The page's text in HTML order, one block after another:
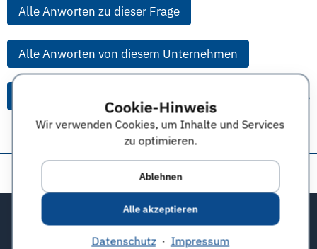
Cookie-Hinweis
Wir verwenden Cookies, um Inhalte und Services
zu optimieren.
Ablehnen
Alle akzeptieren
Datenschutz· Impressum
Alle Anworten zu dieser Frage
Alle Anworten von diesem Unternehmen
Diese Seite teilen:
Zurück zum Seitenanfang